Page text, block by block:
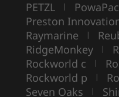
PETZL |
Preston
Raymarine |
RidgeMonkey |
Rockworld c |
Rockworld p |
Seven Oaks |